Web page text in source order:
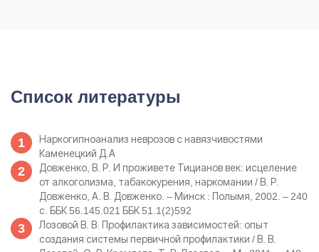
Список литературы
Наркогипноанализ неврозов с навязчивостями
Каменецкий Д.А
Довженко, В. Р. И проживете Тицианов век: исцеление
от алкоголизма, табакокурения, наркомании / В. Р.
Довженко, А. В. Довженко. – Минск : Полымя, 2002. – 240
с. ББК 56.145.021 ББК 51.1(2)592
Лозовой В. В. Профилактика зависимостей: опыт
создания системы первичной профилактики / В. В.